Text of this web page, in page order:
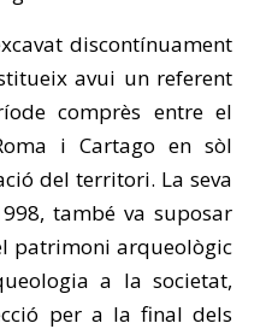
discontínuament
avui un referent
comprès entre el
i Cartago en sòl
del territori. La seva
també va suposar
patrimoni arqueològic
a la societat,
per a la final dels